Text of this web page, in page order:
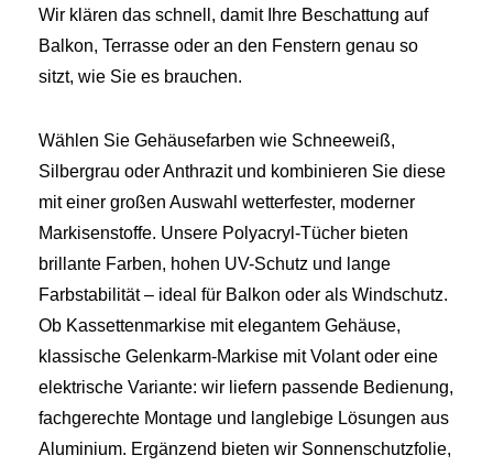
Wir klären das schnell, damit Ihre Beschattung auf
Balkon, Terrasse oder an den Fenstern genau so
sitzt, wie Sie es brauchen.
Wählen Sie Gehäusefarben wie Schneeweiß,
Silbergrau oder Anthrazit und kombinieren Sie diese
mit einer großen Auswahl wetterfester, moderner
Markisenstoffe. Unsere Polyacryl-Tücher bieten
brillante Farben, hohen UV-Schutz und lange
Farbstabilität – ideal für Balkon oder als Windschutz.
Ob Kassettenmarkise mit elegantem Gehäuse,
klassische Gelenkarm-Markise mit Volant oder eine
elektrische Variante: wir liefern passende Bedienung,
fachgerechte Montage und langlebige Lösungen aus
Aluminium. Ergänzend bieten wir Sonnenschutzfolie,